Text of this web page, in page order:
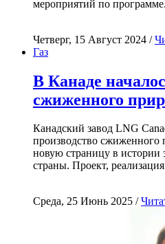
мероприятий по
Четверг, 15 Август 2024 /
Газ
В Канаде
сжиженного
Канадский завод LNG
производство сжиженного
новую страницу в истории
страны. Проект,
Среда, 25 Июнь 2025 /